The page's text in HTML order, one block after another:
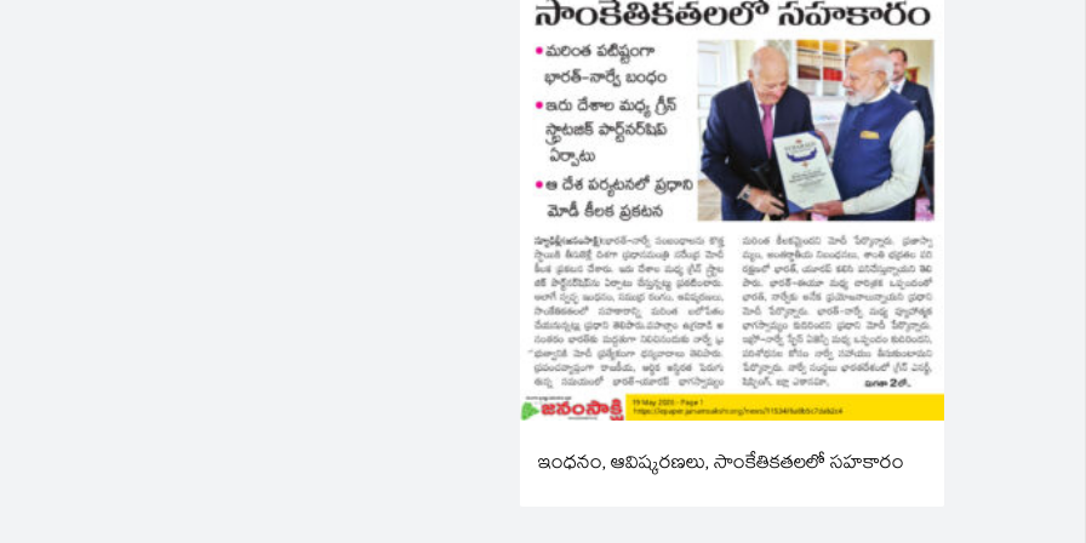
ఇంధనం, ఆవిష్కరణలు, సాంకేతికతలలో సహకారం